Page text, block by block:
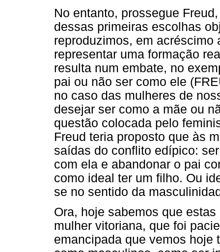
No entanto, prossegue
dessas primeiras escolhas
reproduzimos, em acréscimo
representar uma formação
resulta num embate, no
pai ou não ser como ele
no caso das mulheres de
desejar ser como a mãe ou
questão colocada pelo
Freud teria proposto que às
saídas do conflito edípico:
com ela e abandonar o pai
como ideal ter um filho. Ou
se no sentido da
Ora, hoje sabemos que
mulher vitoriana, que foi
emancipada que vemos hoje